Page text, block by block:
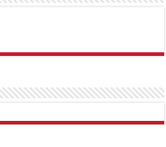
TipobetMatadorbetMariobet